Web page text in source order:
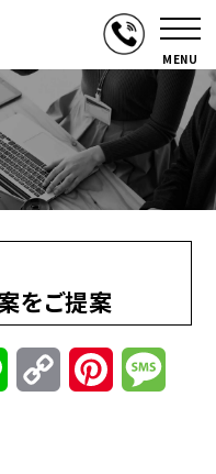
MENU
をご提案
Line
Copy
Link
Pinterest